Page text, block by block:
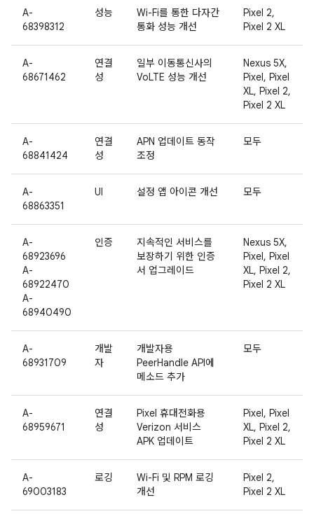
A-
68398312
성능
Wi-Fi를 통한 다자간
통화 성능 개선
Pixel 2,
Pixel 2 XL
A-
68671462
연결
성
일부 이동통신사의
VoLTE 성능 개선
Nexus 5X,
Pixel, Pixel
XL, Pixel 2,
Pixel 2 XL
A-
68841424
연결
성
APN 업데이트 동작
조정
모두
A-
68863351
UI 설정 앱 아이콘 개선 모두
A-
68923696
A-
68922470
A-
68940490
인증
지속적인 서비스를
보장하기 위한 인증
서 업그레이드
Nexus 5X,
Pixel, Pixel
XL, Pixel 2,
Pixel 2 XL
A-
68931709
개발
자
개발자용
PeerHandle API에
메소드 추가
모두
A-
68959671
연결
성
Pixel 휴대전화용
Verizon 서비스
APK 업데이트
Pixel, Pixel
XL, Pixel 2,
Pixel 2 XL
A-
69003183
로깅
Wi-Fi 및 RPM 로깅
개선
Pixel 2,
Pixel 2 XL